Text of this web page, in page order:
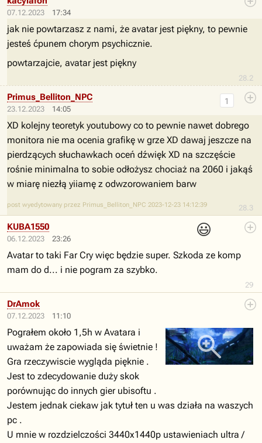
07.12.2023 17:34
28.2
jak nie powtarzasz z nami, że avatar jest piękny, to pewnie
jesteś ćpunem chorym psychicznie.
powtarzajcie, avatar jest piękny
23.12.2023 14:05
28.3
1
Primus_Belliton_NPC
XD kolejny teoretyk youtubowy co to pewnie nawet dobrego
monitora nie ma ocenia grafikę w grze XD dawaj jeszcze na
pierdzących słuchawkach oceń dźwięk XD na szczęście
rośnie minimalna to sobie odłożysz chociaż na 2060 i jakąś
w miarę niezłą yiiamę z odwzorowaniem barw
post wyedytowany przez Primus_Belliton_NPC 2023-12-23 14:12:39
06.12.2023 23:26
😃
29
KUBA1550
Avatar to taki Far Cry więc będzie super. Szkoda ze komp
mam do d... i nie pogram za szybko.
07.12.2023 11:10
DrAmok
Pograłem około 1,5h w Avatara i
uważam że zapowiada się świetnie !
Gra rzeczywiscie wygląda pięknie .
Jest to zdecydowanie duży skok
porównując do innych gier ubisoftu .
Jestem jednak ciekaw jak tytuł ten u was działa na waszych
pc .
U mnie w rozdzielczości 3440x1440p ustawieniach ultra /